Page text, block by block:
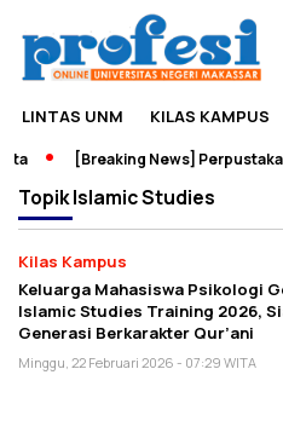
LINTAS UNM KILAS KAMPUS
[Breaking News]
TopikIslamic Studies
Kilas Kampus
Keluarga Mahasiswa Psikologi
Islamic Studies Training 2026,
Generasi Berkarakter Qur’ani
Minggu, 22 Februari 2026 - 07:29 WITA